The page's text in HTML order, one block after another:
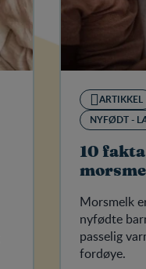
ARTIKKEL
NYFØDT -
10
Morsmelk
nyfødte
passelig
fordøye.